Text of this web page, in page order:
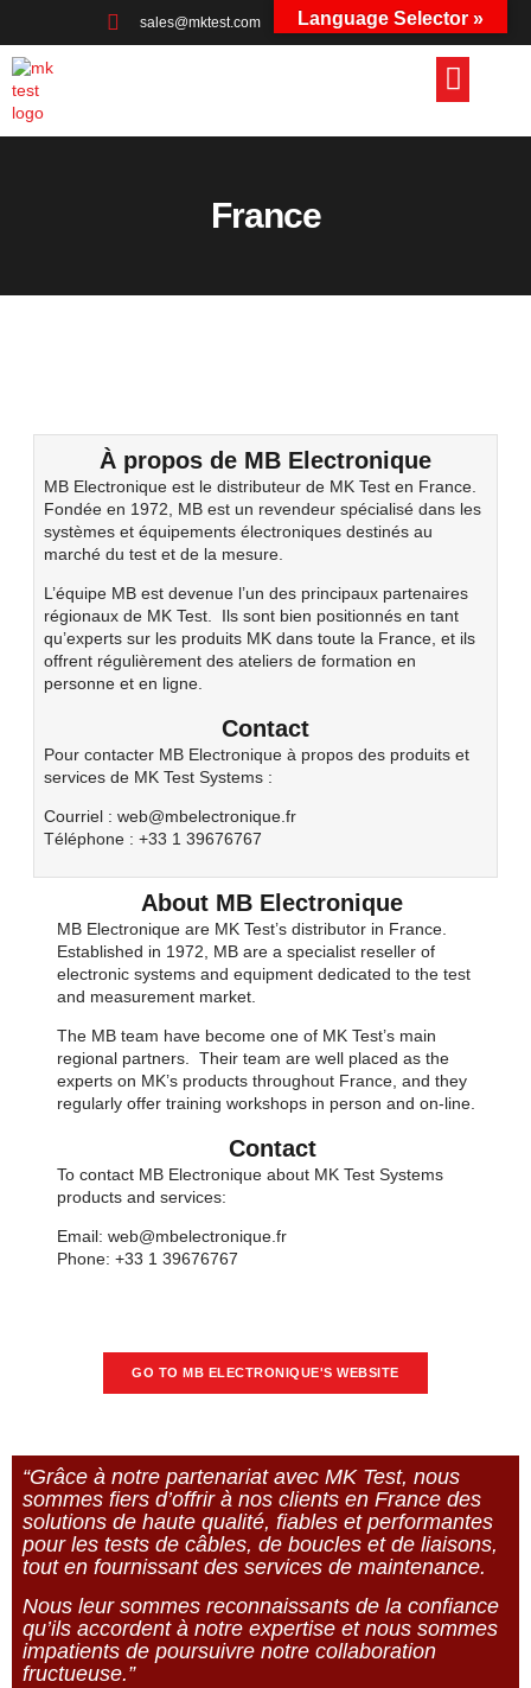
sales@mktest.com +44 (0)1823 661100
France
À propos de MB Electronique
MB Electronique est le distributeur de MK Test en France.
Fondée en 1972, MB est un revendeur spécialisé dans les
systèmes et équipements électroniques destinés au
marché du test et de la mesure.
L’équipe MB est devenue l’un des principaux partenaires
régionaux de MK Test. Ils sont bien positionnés en tant
qu’experts sur les produits MK dans toute la France, et ils
offrent régulièrement des ateliers de formation en
personne et en ligne.
Contact
Pour contacter MB Electronique à propos des produits et
services de MK Test Systems :
Courriel : web@mbelectronique.fr
Téléphone : +33 1 39676767
About MB Electronique
MB Electronique are MK Test’s distributor in France.
Established in 1972, MB are a specialist reseller of
electronic systems and equipment dedicated to the test
and measurement market.
The MB team have become one of MK Test’s main
regional partners. Their team are well placed as the
experts on MK’s products throughout France, and they
regularly offer training workshops in person and on-line.
Contact
To contact MB Electronique about MK Test Systems
products and services:
Email: web@mbelectronique.fr
Phone: +33 1 39676767
GO TO MB ELECTRONIQUE'S WEBSITE
“Grâce à notre partenariat avec MK Test, nous
sommes fiers d’offrir à nos clients en France des
solutions de haute qualité, fiables et performantes
pour les tests de câbles, de boucles et de liaisons,
tout en fournissant des services de maintenance.
Nous leur sommes reconnaissants de la confiance
qu’ils accordent à notre expertise et nous sommes
impatients de poursuivre notre collaboration
fructueuse.”
Language Selector »